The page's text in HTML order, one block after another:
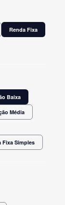
Renda Fixa
Baixa
Média
Fixa Simples